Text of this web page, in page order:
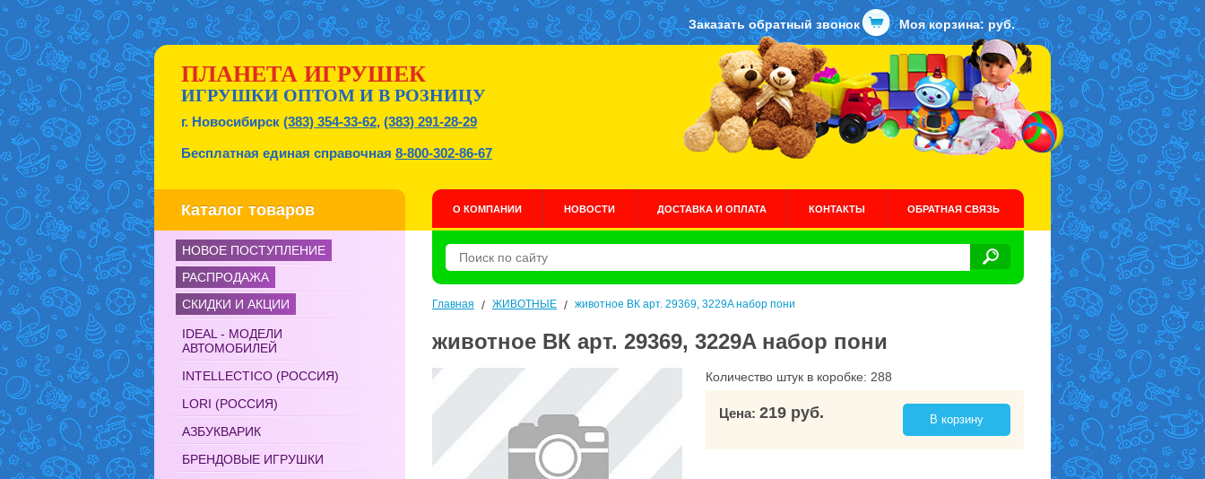
Заказать обратный звонок Моя корзина: руб.
ПЛАНЕТА ИГРУШЕК
ИГРУШКИ ОПТОМ И В РОЗНИЦУ
г. Новосибирск (383) 354-33-62, (383) 291-28-29
Бесплатная единая справочная 8-800-302-86-67
Каталог товаров О КОМПАНИИ НОВОСТИ ДОСТАВКА И ОПЛАТА КОНТАКТЫ ОБРАТНАЯ СВЯЗЬ
НОВОЕ ПОСТУПЛЕНИЕ
РАСПРОДАЖА
СКИДКИ И АКЦИИ
IDEAL - МОДЕЛИ
АВТОМОБИЛЕЙ
INTELLECTICO (РОССИЯ)
LORI (РОССИЯ)
АЗБУКВАРИК
БРЕНДОВЫЕ ИГРУШКИ
Главная / ЖИВОТНЫЕ / животное ВК арт. 29369, 3229A набор пони
животное ВК арт. 29369, 3229A набор пони
Количество штук в коробке: 288
Цена: 219 руб. В корзину